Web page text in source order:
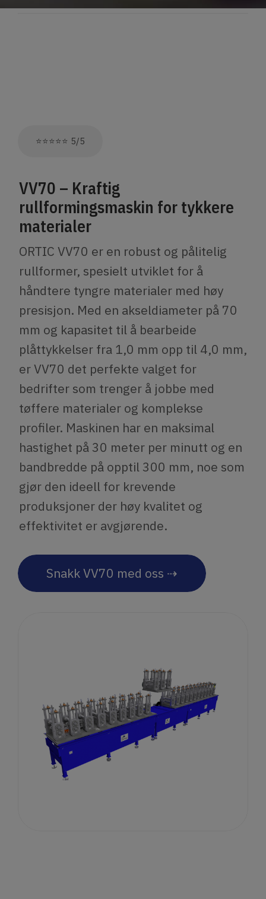
​​​​​​​​​​​​​​⭐⭐⭐⭐⭐ 5/5
VV70 – Kraftig
rullformingsmaskin for tykkere
materialer
ORTIC VV70 er en robust og pålitelig
rullformer, spesielt utviklet for å
håndtere tyngre materialer med høy
presisjon. Med en akseldiameter på 70
mm og kapasitet til å bearbeide
plåttykkelser fra 1,0 mm opp til 4,0 mm,
er VV70 det perfekte valget for
bedrifter som trenger å jobbe med
tøffere materialer og komplekse
profiler. Maskinen har en maksimal
hastighet på 30 meter per minutt og en
bandbredde på opptil 300 mm, noe som
gjør den ideell for krevende
produksjoner der høy kvalitet og
effektivitet er avgjørende.
Snakk VV70 med oss ⇢